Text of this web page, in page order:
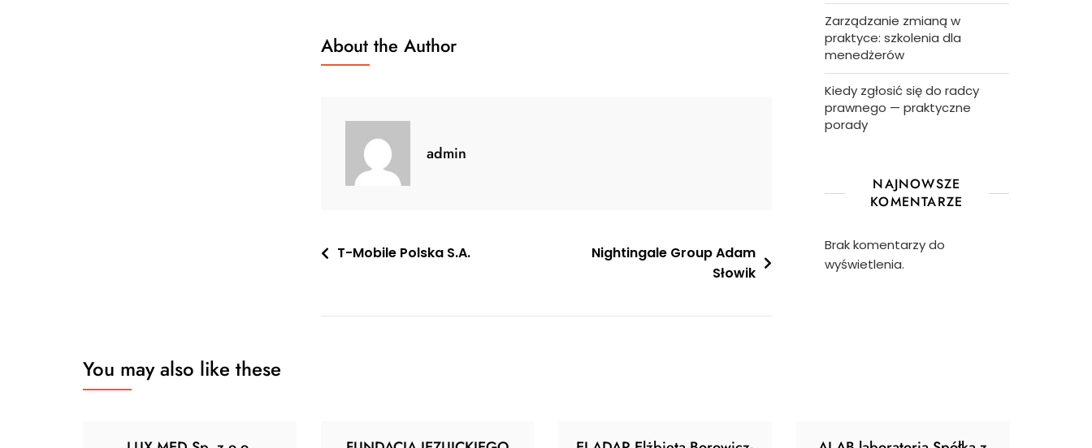
About the Author
admin
Nawigacja
T-Mobile Polska S.A.
Nightingale Group Adam
Słowik
Zarządzanie zmianą w
praktyce: szkolenia dla
menedżerów
Kiedy zgłosić się do radcy
prawnego — praktyczne
porady
NAJNOWSZE
KOMENTARZE
Brak komentarzy do
wyświetlenia.
You may also like these